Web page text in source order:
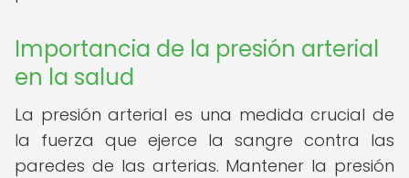
Importancia de la presión arterial
en la salud
La presión arterial es una medida crucial de
la fuerza que ejerce la sangre contra las
paredes de las arterias. Mantener la presión